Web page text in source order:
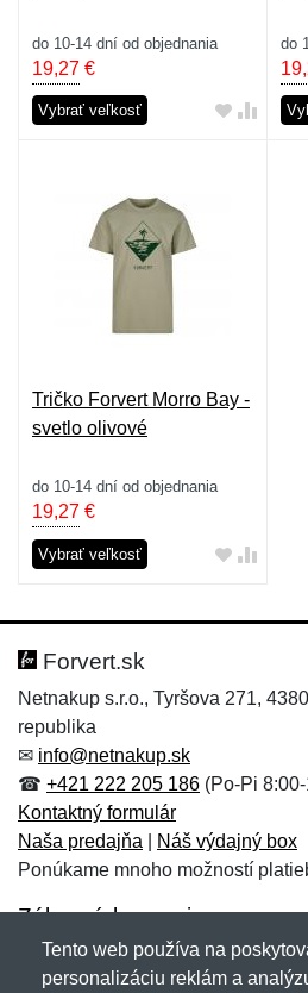
do 10-14 dní od objednania
19,27 €
Vybrať veľkosť
do
Tričko Forvert Morro Bay -
svetlo olivové
do 10-14 dní od objednania
19,27 €
Vybrať veľkosť
Forvert.sk
Netnakup s.r.o., Tyršova 271,
republika
✉ info@netnakup.sk
☎ +421 222 205 186 (Po-Pi
Kontaktný formulár
Naša predajňa
Náš výdajný box
Ponúkame mnoho možností
Zákaznícky servis
Novinky emailom
Tento web používa na
personalizáciu reklám a